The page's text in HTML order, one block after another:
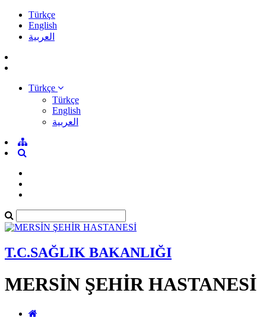
Türkçe
English
العربية
Türkçe
Türkçe
English
العربية
T.C.SAĞLIK BAKANLIĞI
MERSİN ŞEHİR HASTANESİ